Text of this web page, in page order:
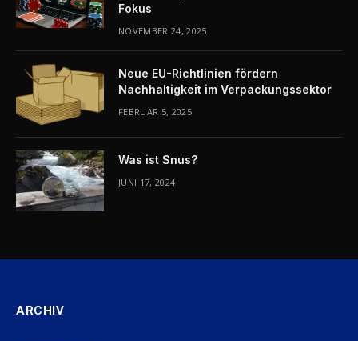
Fokus
NOVEMBER 24, 2025
Neue EU-Richtlinien fördern
Nachhaltigkeit im Verpackungssektor
FEBRUAR 5, 2025
Was ist Snus?
JUNI 17, 2024
ARCHIV